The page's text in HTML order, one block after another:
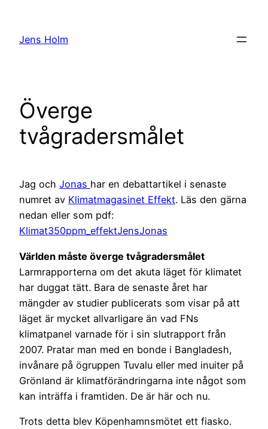
innehåll
Jens Holm
Överge
tvågradersmålet
Jag och Jonas har en debattartikel i senaste
numret av Klimatmagasinet Effekt. Läs den gärna
nedan eller som pdf:
Klimat350ppm_effektJensJonas
Världen måste överge tvågradersmålet
Larmrapporterna om det akuta läget för klimatet
har duggat tätt. Bara de senaste året har
mängder av studier publicerats som visar på att
läget är mycket allvarligare än vad FNs
klimatpanel varnade för i sin slutrapport från
2007. Pratar man med en bonde i Bangladesh,
invånare på ögruppen Tuvalu eller med inuiter på
Grönland är klimatförändringarna inte något som
kan inträffa i framtiden. De är här och nu.
Trots detta blev Köpenhamnsmötet ett fiasko.